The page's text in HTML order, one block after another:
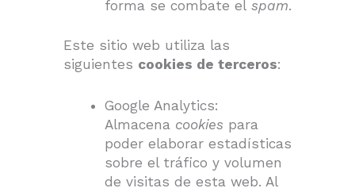
forma se combate el spam.
Este sitio web utiliza las
siguientes cookies de terceros:
Google Analytics:
Almacena cookies para
poder elaborar estadísticas
sobre el tráfico y volumen
de visitas de esta web. Al